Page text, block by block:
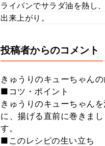
ライパンでサラダ油を熱し
出来上がり。
投稿者からのコメント
きゅうりのキューちゃん
■コツ・ポイント
きゅうりのキューちゃん
に、揚げる直前に巻きま
す。
■このレシピの生い立ち